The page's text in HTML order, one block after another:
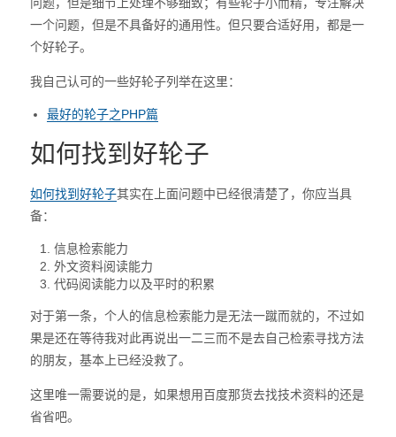
一个问题，但是不具备好的通用性。但只要合适好用，都是一
个好轮子。
我自己认可的一些好轮子列举在这里：
最好的轮子之PHP篇
如何找到好轮子
如何找到好轮子其实在上面问题中已经很清楚了，你应当具
备：
信息检索能力
外文资料阅读能力
代码阅读能力以及平时的积累
对于第一条，个人的信息检索能力是无法一蹴而就的，不过如
果是还在等待我对此再说出一二三而不是去自己检索寻找方法
的朋友，基本上已经没救了。
这里唯一需要说的是，如果想用百度那货去找技术资料的还是
省省吧。